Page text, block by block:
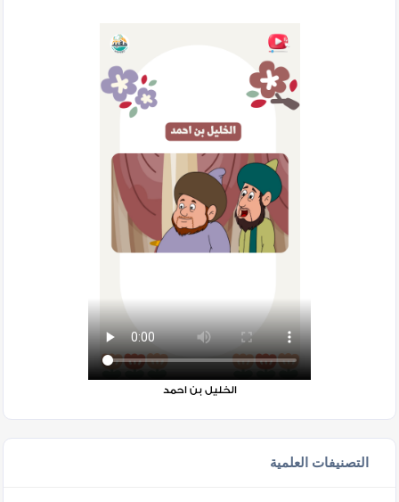
الخليل بن احمد
التصنيفات العلمية